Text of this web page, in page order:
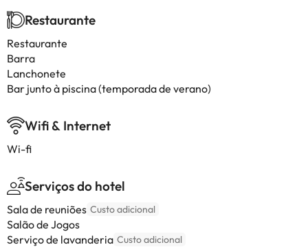
Restaurante
Restaurante
Barra
Lanchonete
Bar junto à piscina (temporada de verano)
Wifi & Internet
Wi-fi
Serviços do hotel
Sala de reuniões Custo adicional
Salão de Jogos
Serviço de lavanderia Custo adicional